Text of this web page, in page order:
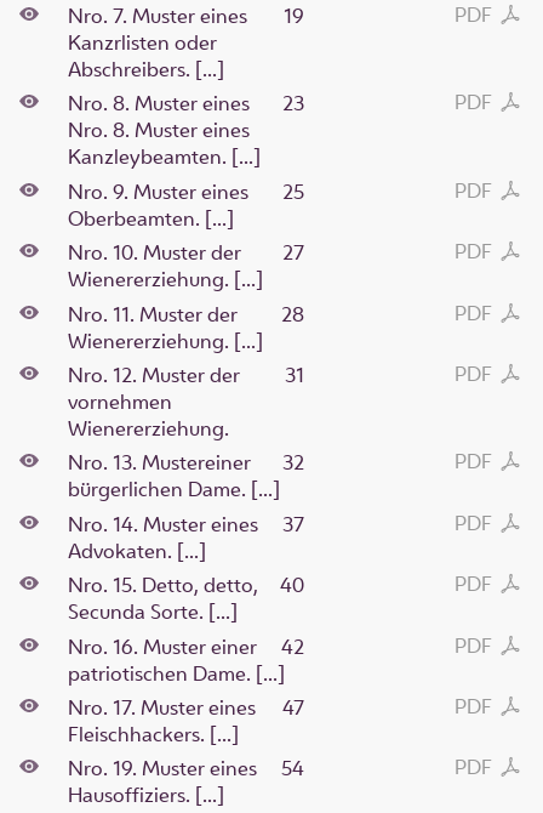
PDF
19
Nro. 7. Muster eines
Kanzrlisten oder
Abschreibers. [...]
PDF
23
Nro. 8. Muster eines
Nro. 8. Muster eines
Kanzleybeamten. [...]
PDF
25
Nro. 9. Muster eines
Oberbeamten. [...]
PDF
27
Nro. 10. Muster der
Wienererziehung. [...]
PDF
28
Nro. 11. Muster der
Wienererziehung. [...]
PDF
31
Nro. 12. Muster der
vornehmen
Wienererziehung.
PDF
32
Nro. 13. Mustereiner
bürgerlichen Dame. [...]
PDF
37
Nro. 14. Muster eines
Advokaten. [...]
PDF
40
Nro. 15. Detto, detto,
Secunda Sorte. [...]
PDF
42
Nro. 16. Muster einer
patriotischen Dame. [...]
PDF
47
Nro. 17. Muster eines
Fleischhackers. [...]
PDF
54
Nro. 19. Muster eines
Hausoffiziers. [...]